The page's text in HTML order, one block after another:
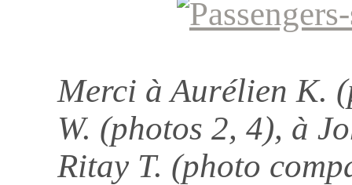
Merci à Aurélien K.
W. (photos 2, 4), à
Ritay T. (photo